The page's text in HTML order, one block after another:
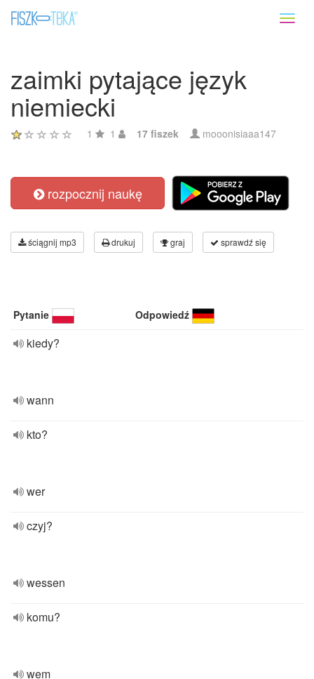
zaimki pytające język
niemiecki
1 1 17 fiszek mooonisiaaa147
rozpocznij naukę
ściągnij mp3 drukuj graj sprawdź się
Pytanie Odpowiedź
kiedy?
wann
kto?
wer
czyj?
wessen
komu?
wem